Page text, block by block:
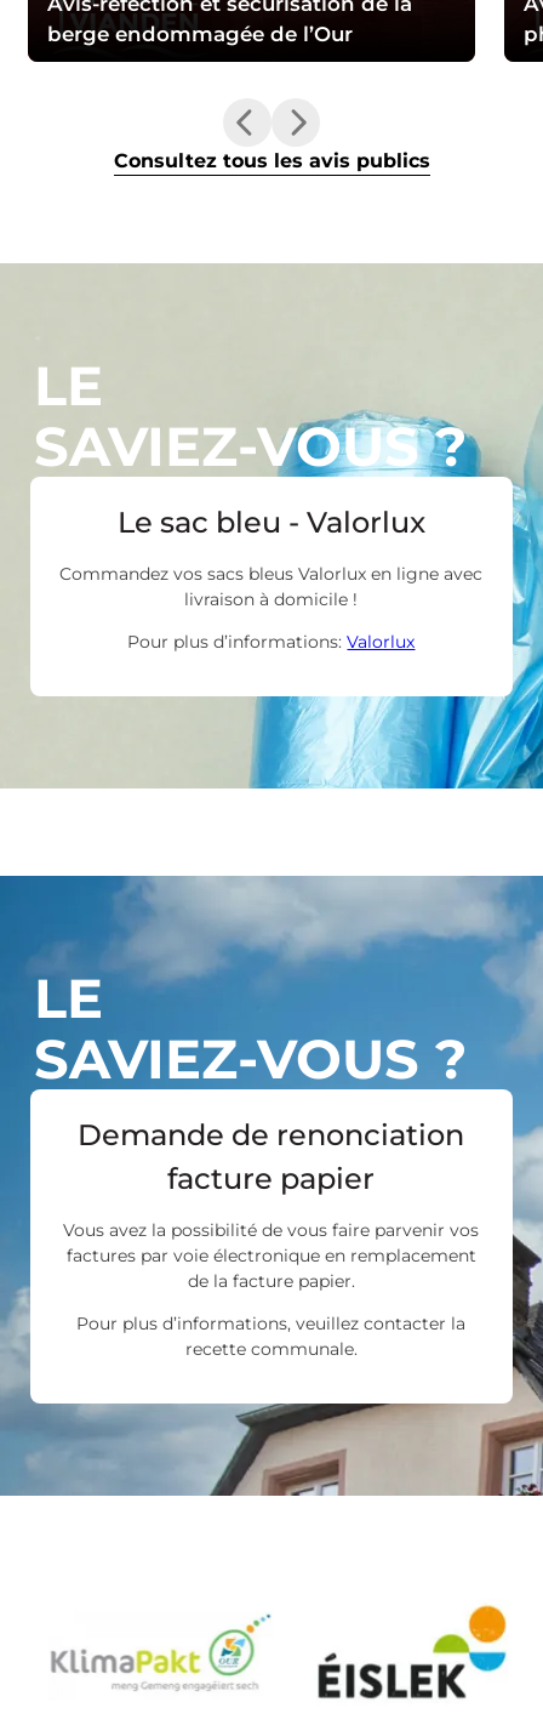
berge endommagée de l’Our
Consultez tous les avis publics
Le sac bleu - Valorlux
Commandez vos sacs bleus Valorlux en ligne avec
livraison à domicile !
Pour plus d’informations:Valorlux
LE
SAVIEZ-VOUS ?
Demande de renonciation
facture papier
Vous avez la possibilité de vous faire parvenir vos
factures par voie électronique en remplacement
de la facture papier.
Pour plus d’informations, veuillez contacter la
recette communale.
LE
SAVIEZ-VOUS ?
Les